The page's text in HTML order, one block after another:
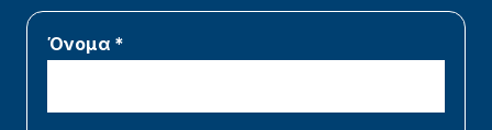
Όνομα *